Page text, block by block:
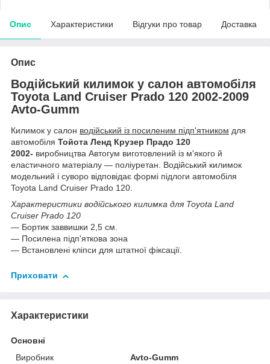
Опис Характеристики Відгуки про товар Доставка
Опис
Водійський килимок у салон автомобіля
Toyota Land Cruiser Prado 120 2002-2009
Avto-Gumm
Килимок у салон водійський із посиленим підп'ятником для
автомобіля Тойота Ленд Крузер Прадо 120
2002- виробництва Автогум виготовлений із м'якого й
еластичного матеріалу — поліуретан. Водійський килимок
модельний і суворо відповідає формі підлоги автомобіля
Toyota Land Cruiser Prado 120.
Характеристики водійського килимка для Toyota Land
Cruiser Prado 120
— Бортик заввишки 2,5 см.
— Посилена підп'яткова зона
— Встановлені кліпси для штатної фіксації.
Приховати
Характеристики
Основні
Виробник
Avto-Gumm